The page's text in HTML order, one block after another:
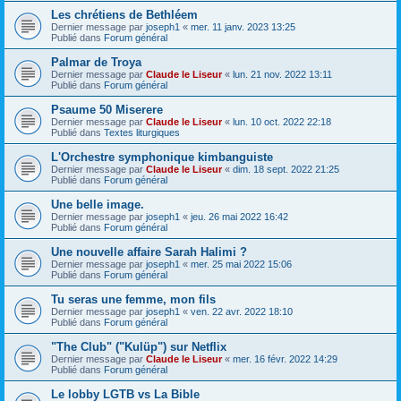
Les chrétiens de Bethléem
Dernier message par joseph1 « mer. 11 janv. 2023 13:25
Publié dans Forum général
Palmar de Troya
Dernier message par Claude le Liseur« lun. 21 nov. 2022 13:11
Publié dans Forum général
Psaume 50 Miserere
Dernier message par Claude le Liseur« lun. 10 oct. 2022 22:18
Publié dans Textes liturgiques
L'Orchestre symphonique kimbanguiste
Dernier message par Claude le Liseur« dim. 18 sept. 2022 21:25
Publié dans Forum général
Une belle image.
Dernier message par joseph1 « jeu. 26 mai 2022 16:42
Publié dans Forum général
Une nouvelle affaire Sarah Halimi ?
Dernier message par joseph1 « mer. 25 mai 2022 15:06
Publié dans Forum général
Tu seras une femme, mon fils
Dernier message par joseph1 « ven. 22 avr. 2022 18:10
Publié dans Forum général
"The Club" ("Kulüp") sur Netflix
Dernier message par Claude le Liseur« mer. 16 févr. 2022 14:29
Publié dans Forum général
Le lobby LGTB vs La Bible